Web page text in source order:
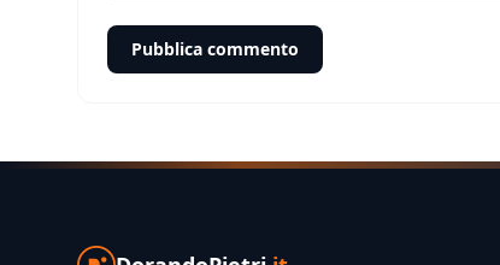
Pubblica commento